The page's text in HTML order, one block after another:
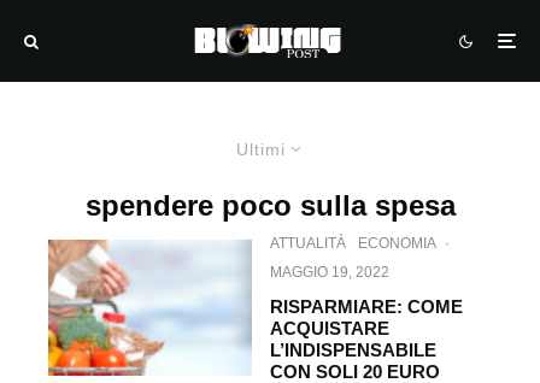
Ultimi
spendere poco sulla spesa
ATTUALITÀ ECONOMIA ·
MAGGIO 19, 2022
RISPARMIARE: COME
ACQUISTARE
L’INDISPENSABILE
CON SOLI 20 EURO